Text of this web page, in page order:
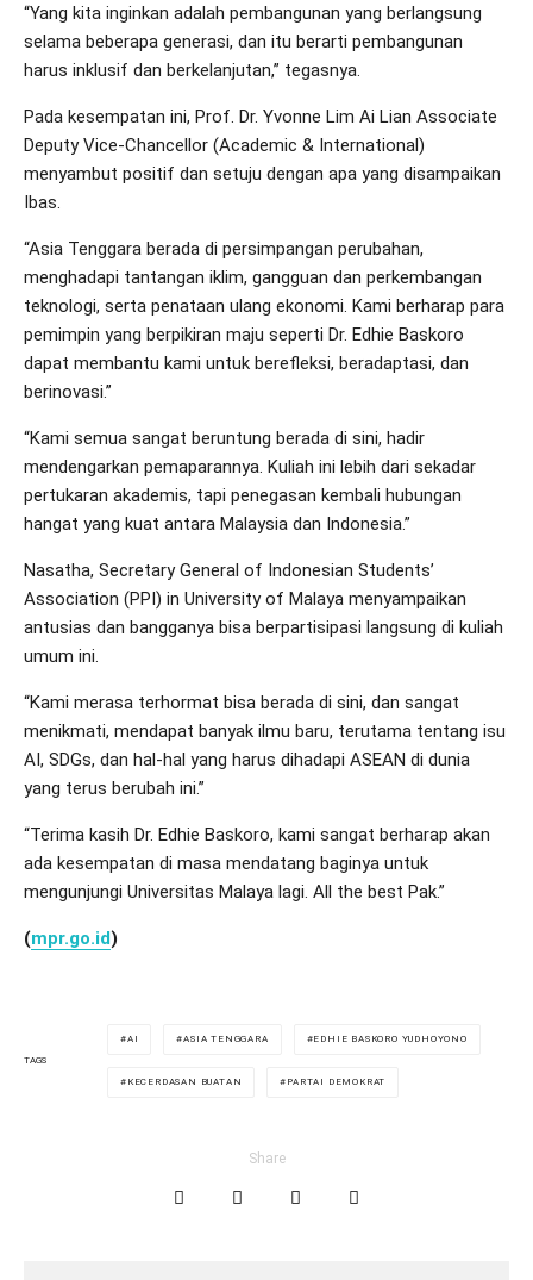
“Yang kita inginkan adalah pembangunan yang berlangsung
selama beberapa generasi, dan itu berarti pembangunan
harus inklusif dan berkelanjutan,” tegasnya.
Pada kesempatan ini, Prof. Dr. Yvonne Lim Ai Lian Associate
Deputy Vice-Chancellor (Academic & International)
menyambut positif dan setuju dengan apa yang disampaikan
Ibas.
“Asia Tenggara berada di persimpangan perubahan,
menghadapi tantangan iklim, gangguan dan perkembangan
teknologi, serta penataan ulang ekonomi. Kami berharap para
pemimpin yang berpikiran maju seperti Dr. Edhie Baskoro
dapat membantu kami untuk berefleksi, beradaptasi, dan
berinovasi.”
“Kami semua sangat beruntung berada di sini, hadir
mendengarkan pemaparannya. Kuliah ini lebih dari sekadar
pertukaran akademis, tapi penegasan kembali hubungan
hangat yang kuat antara Malaysia dan Indonesia.”
Nasatha, Secretary General of Indonesian Students’
Association (PPI) in University of Malaya menyampaikan
antusias dan bangganya bisa berpartisipasi langsung di kuliah
umum ini.
“Kami merasa terhormat bisa berada di sini, dan sangat
menikmati, mendapat banyak ilmu baru, terutama tentang isu
AI, SDGs, dan hal-hal yang harus dihadapi ASEAN di dunia
yang terus berubah ini.”
“Terima kasih Dr. Edhie Baskoro, kami sangat berharap akan
ada kesempatan di masa mendatang baginya untuk
mengunjungi Universitas Malaya lagi. All the best Pak.”
(mpr.go.id)
TAGS
AI ASIA TENGGARA EDHIE BASKORO YUDHOYONO
KECERDASAN BUATAN PARTAI DEMOKRAT
Share